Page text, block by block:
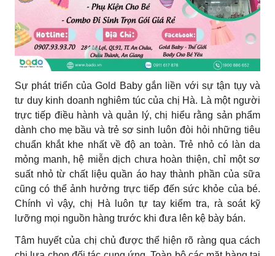
Sự phát triển của Gold Baby gắn liền với sự tận tụy và
tư duy kinh doanh nghiêm túc của chị Hà. Là một người
trực tiếp điều hành và quản lý, chị hiểu rằng sản phẩm
dành cho mẹ bầu và trẻ sơ sinh luôn đòi hỏi những tiêu
chuẩn khắt khe nhất về độ an toàn. Trẻ nhỏ có làn da
mỏng manh, hệ miễn dịch chưa hoàn thiện, chỉ một sơ
suất nhỏ từ chất liệu quần áo hay thành phần của sữa
cũng có thể ảnh hưởng trực tiếp đến sức khỏe của bé.
Chính vì vậy, chị Hà luôn tự tay kiểm tra, rà soát kỹ
lưỡng mọi nguồn hàng trước khi đưa lên kệ bày bán.
Tâm huyết của chị chủ được thể hiện rõ ràng qua cách